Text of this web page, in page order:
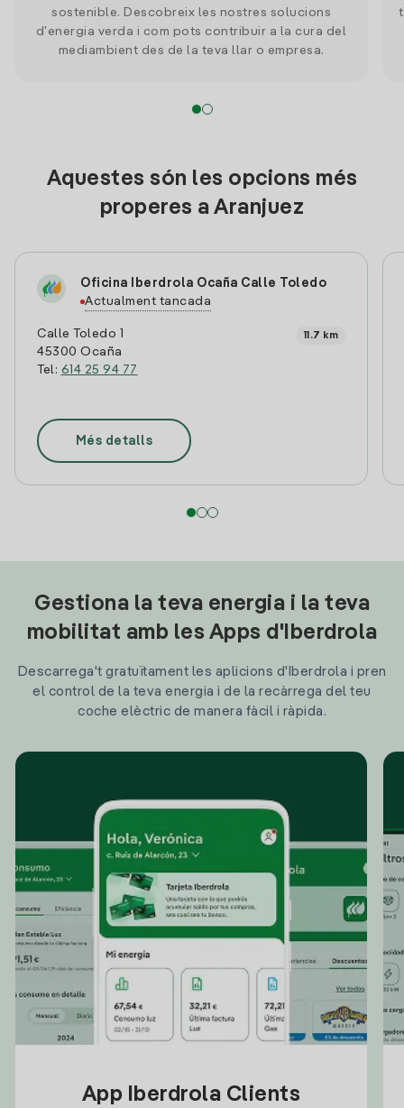
sostenible. Descobreix les nostres solucions
d'energia verda i com pots contribuir a la cura del
mediambient des de la teva llar o empresa.
Aquestes són les opcions més
properes a Aranjuez
Oficina Iberdrola Ocaña Calle Toledo
Actualment tancada
Calle Toledo 1
45300 Ocaña
Tel: 614 25 94 77
11.7 km
Més detalls
Gestiona la teva energia i la teva
mobilitat amb les Apps d'Iberdrola
Descarrega't gratuïtament les aplicions d'Iberdrola i pren
el control de la teva energia i de la recàrrega del teu
coche elèctric de manera fàcil i ràpida.
App Iberdrola Clients